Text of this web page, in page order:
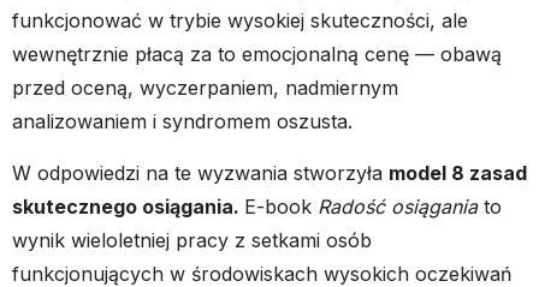
funkcjonować w trybie wysokiej skuteczności, ale
wewnętrznie płacą za to emocjonalną cenę — obawą
przed oceną, wyczerpaniem, nadmiernym
analizowaniem i syndromem oszusta.
W odpowiedzi na te wyzwania stworzyła model 8 zasad
skutecznego osiągania. E-book Radość osiąganiato
wynik wieloletniej pracy z setkami osób
funkcjonujących w środowiskach wysokich oczekiwań